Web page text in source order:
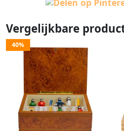
Vergelijkbare
40%